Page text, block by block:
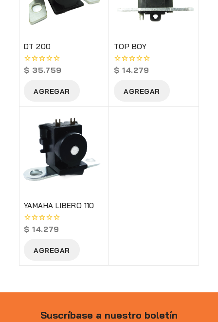
DT 200
0
out
$ 35.759
AGREGAR
TOP BOY
0
out
$ 14.279
AGREGAR
YAMAHA LIBERO 110
0
out
$ 14.279
AGREGAR
Suscríbase a nuestro boletín